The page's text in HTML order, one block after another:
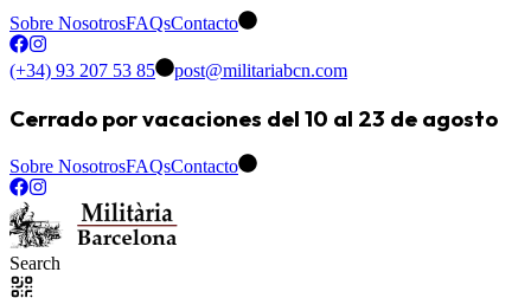
Sobre NosotrosFAQsContacto
(+34) 93 207 53 85 post@militariabcn.com
Cerrado por vacaciones del 10 al 23 de agosto
Sobre NosotrosFAQsContacto
Search